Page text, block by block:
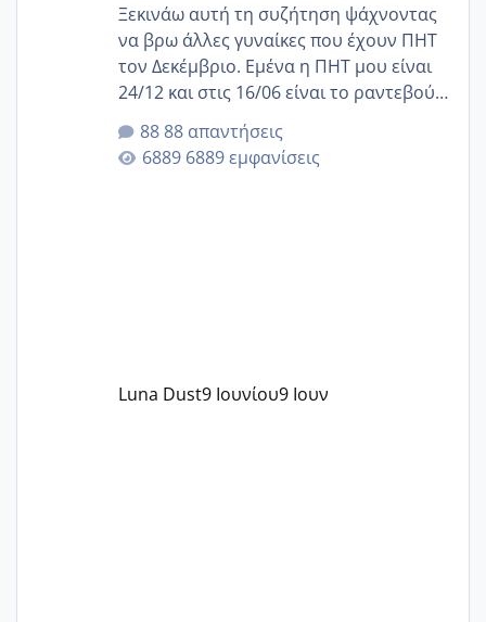
Ξεκινάω αυτή τη συζήτηση ψάχνοντας
να βρω άλλες γυναίκες που έχουν ΠΗΤ
τον Δεκέμβριο. Εμένα η ΠΗΤ μου είναι
24/12 και στις 16/06 είναι το ραντεβού
της αυχενικής διαφάνειας. Έχω αρκετό
άγχος και οι μέρες δεν φαίνεται να
περνάνε με τίποτα.
88 απαντήσεις
6889 εμφανίσεις
Luna Dust9 Ιουνίου9 Ιουν